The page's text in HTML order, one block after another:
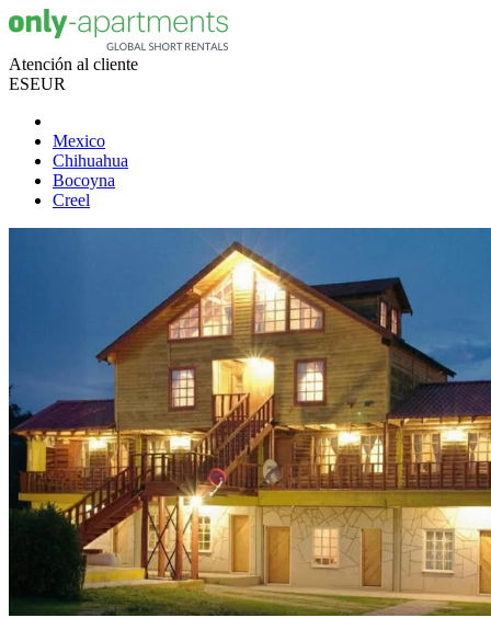
Atención al cliente
ESEUR
Mexico
Chihuahua
Bocoyna
Creel